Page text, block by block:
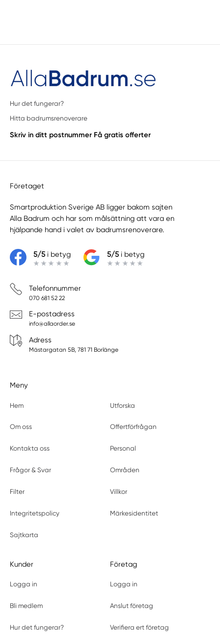
Hur det fungerar?
Hitta badrumsrenoverare
Skriv in ditt postnummer Få gratis offerter
Företaget
Smartproduktion Sverige AB ligger bakom sajten
Alla Badrum och har som målsättning att vara en
hjälpande hand i valet av badrumsrenoverare.
5/5i betyg 5/5i betyg
Telefonnummer
070 681 52 22
E-postadress
info@allaorder.se
Adress
Mästargatan 5B, 781 71 Borlänge
Meny
Hem Utforska
Om oss Offertförfrågan
Kontakta oss Personal
Frågor & Svar Områden
Filter Villkor
Integritetspolicy Märkesidentitet
Sajtkarta
Kunder
Logga in
Bli medlem
Hur det fungerar?
Företag
Logga in
Anslut företag
Verifiera ert företag